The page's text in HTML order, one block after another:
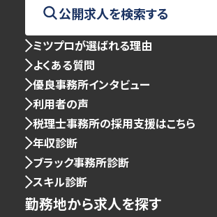
公開求人を検索する
ミツプロが選ばれる理由
よくある質問
優良事務所インタビュー
利用者の声
税理士事務所の採用支援はこちら
年収診断
ブラック事務所診断
スキル診断
勤務地から求人を探す